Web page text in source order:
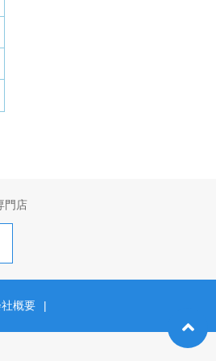
門店
概要 |